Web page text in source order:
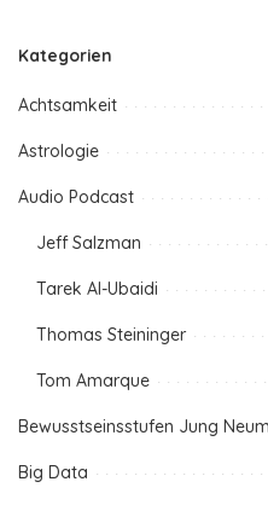
Kategorien
Achtsamkeit
Astrologie
Audio Podcast
Jeff Salzman
Tarek Al-Ubaidi
Thomas Steininger
Tom Amarque
Bewusstseinsstufen Jung
Big Data